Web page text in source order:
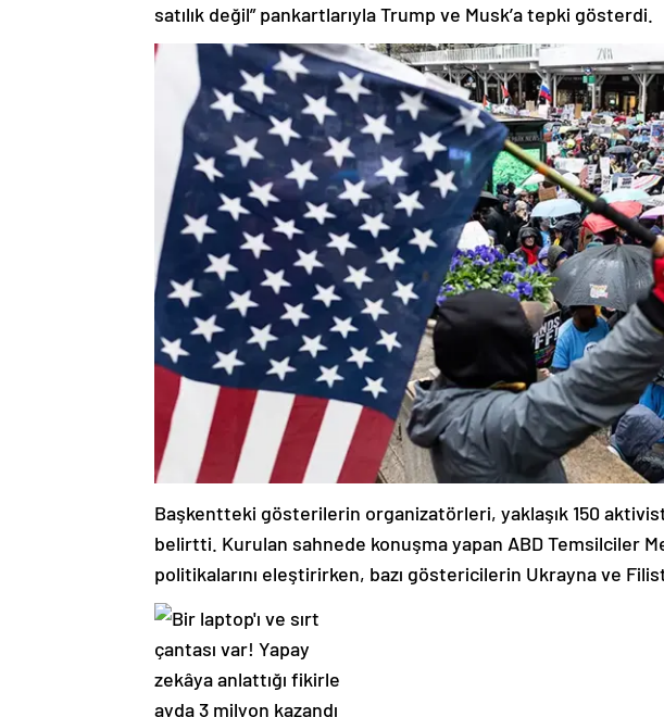
satılık değil” pankartlarıyla Trump ve Musk’a tepki gösterdi.
Başkentteki gösterilerin organizatörleri, yaklaşık 150
belirtti. Kurulan sahnede konuşma yapan ABD Temsilciler
politikalarını eleştirirken, bazı göstericilerin Ukrayna ve